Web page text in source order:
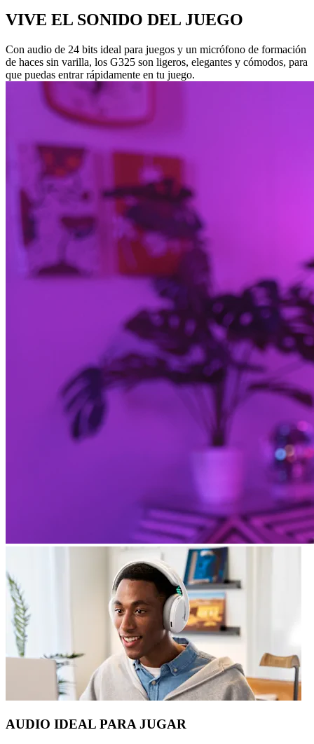
VIVE EL SONIDO DEL JUEGO
Con audio de 24 bits ideal para juegos y un micrófono de formación
de haces sin varilla, los G325 son ligeros, elegantes y cómodos, para
que puedas entrar rápidamente en tu juego.
AUDIO IDEAL PARA JUGAR